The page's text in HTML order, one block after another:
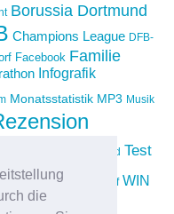
die
Borussia Dortmund
Champions League DFB-
Facebook Familie
Infografik
Monatsstatistik MP3 Musik
sponsored Test
Wettkampf WIN